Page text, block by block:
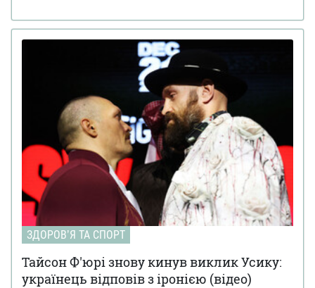
ЗДОРОВʼЯ ТА СПОРТ
Тайсон Ф'юрі знову кинув виклик Усику:
українець відповів з іронією (відео)